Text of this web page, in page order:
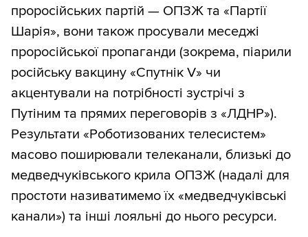
проросійських партій — ОПЗЖ та «Партії
Шарія», вони також просували меседжі
проросійської пропаганди (зокрема, піарили
російську вакцину «Спутнік V» чи
акцентували на потрібності зустрічі з
Путіним та прямих переговорів з «ЛДНР»).
Результати «Роботизованих телесистем»
масово поширювали телеканали, близькі до
медведчуківського крила ОПЗЖ (надалі для
простоти називатимемо їх «медведчуківські
канали») та інші лояльні до нього ресурси.